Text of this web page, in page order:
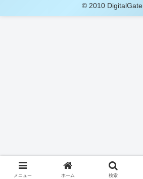
© 2010 DigitalGate.
メニュー ホーム 検索